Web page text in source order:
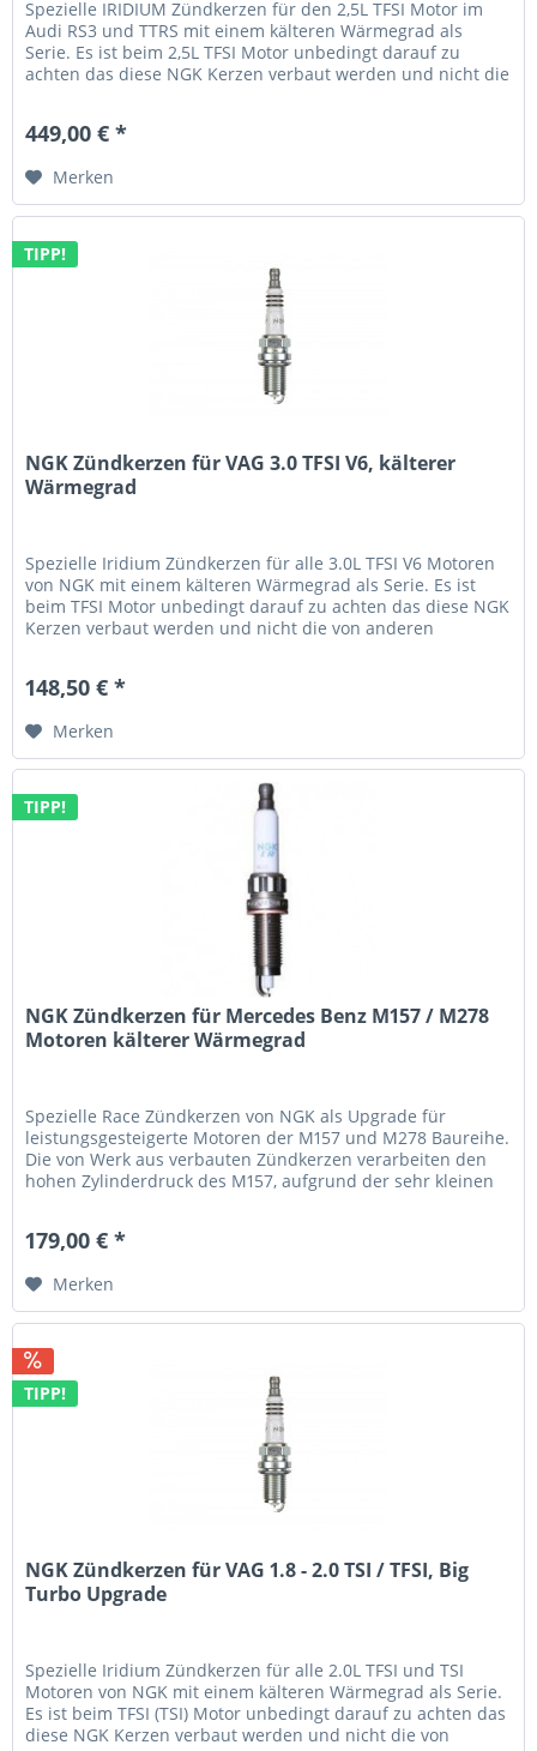
Spezielle IRIDIUM Zündkerzen für den 2,5L TFSI Motor im
Audi RS3 und TTRS mit einem kälteren Wärmegrad als
Serie. Es ist beim 2,5L TFSI Motor unbedingt darauf zu
achten das diese NGK Kerzen verbaut werden und nicht die
449,00 € *
Merken
TIPP!
NGK Zündkerzen für VAG 3.0 TFSI V6, kälterer
Wärmegrad
Spezielle Iridium Zündkerzen für alle 3.0L TFSI V6 Motoren
von NGK mit einem kälteren Wärmegrad als Serie. Es ist
beim TFSI Motor unbedingt darauf zu achten das diese NGK
Kerzen verbaut werden und nicht die von anderen
148,50 € *
Merken
TIPP!
NGK Zündkerzen für Mercedes Benz M157 / M278
Motoren kälterer Wärmegrad
Spezielle Race Zündkerzen von NGK als Upgrade für
leistungsgesteigerte Motoren der M157 und M278 Baureihe.
Die von Werk aus verbauten Zündkerzen verarbeiten den
hohen Zylinderdruck des M157, aufgrund der sehr kleinen
179,00 € *
Merken
TIPP!
NGK Zündkerzen für VAG 1.8 - 2.0 TSI / TFSI, Big
Turbo Upgrade
Spezielle Iridium Zündkerzen für alle 2.0L TFSI und TSI
Motoren von NGK mit einem kälteren Wärmegrad als Serie.
Es ist beim TFSI (TSI) Motor unbedingt darauf zu achten das
diese NGK Kerzen verbaut werden und nicht die von